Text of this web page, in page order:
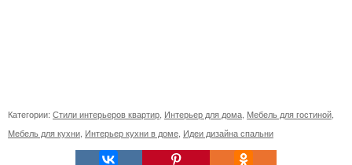
Категории: Стили интерьеров квартир Интерьер для дома Мебель для гостиной
Мебель для кухни Интерьер кухни в доме Идеи дизайна спальни